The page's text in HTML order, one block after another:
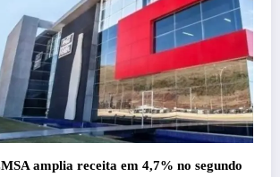
amplia receita em 4,7% no segundo